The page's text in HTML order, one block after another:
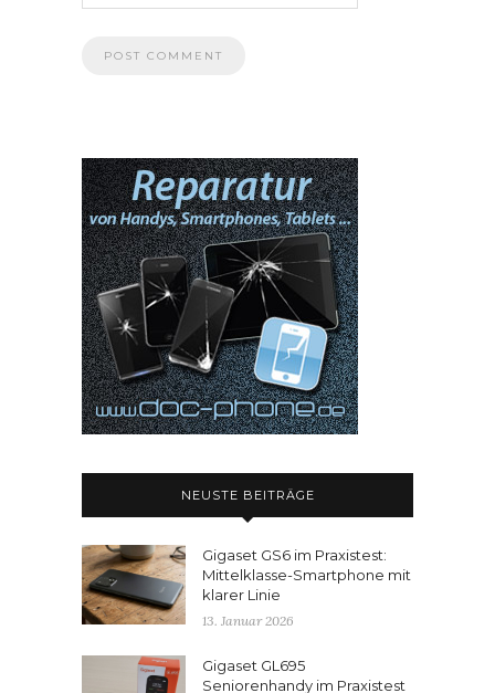
NEUSTE BEITRÄGE
Gigaset GS6 im Praxistest:
Mittelklasse-Smartphone mit
klarer Linie
13. Januar 2026
Gigaset GL695
Seniorenhandy im Praxistest